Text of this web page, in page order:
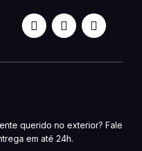
querido no exterior? Fale
em até 24h.